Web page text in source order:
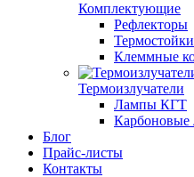
Комплектующие
Рефлекторы
Клеммные
Термоизлучатели
Лампы КГТ
Блог
Прайс-листы
Контакты